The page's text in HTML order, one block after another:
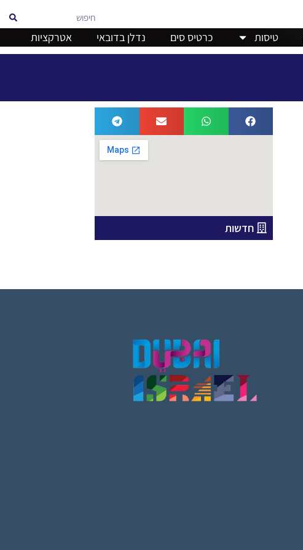
טיסות כרטיס סים נדלן בדובאי אטרקציות
חדשות